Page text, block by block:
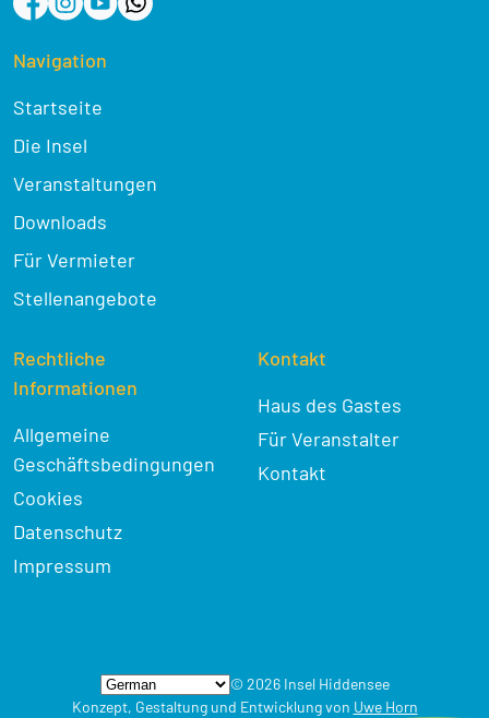
Navigation
Startseite
Die Insel
Veranstaltungen
Downloads
Für Vermieter
Stellenangebote
Rechtliche
Informationen
Allgemeine
Geschäftsbedingungen
Cookies
Datenschutz
Impressum
Kontakt
Haus des Gastes
Für Veranstalter
Kontakt
© 2026 Insel Hiddensee
Konzept, Gestaltung und Entwicklung von Uwe Horn